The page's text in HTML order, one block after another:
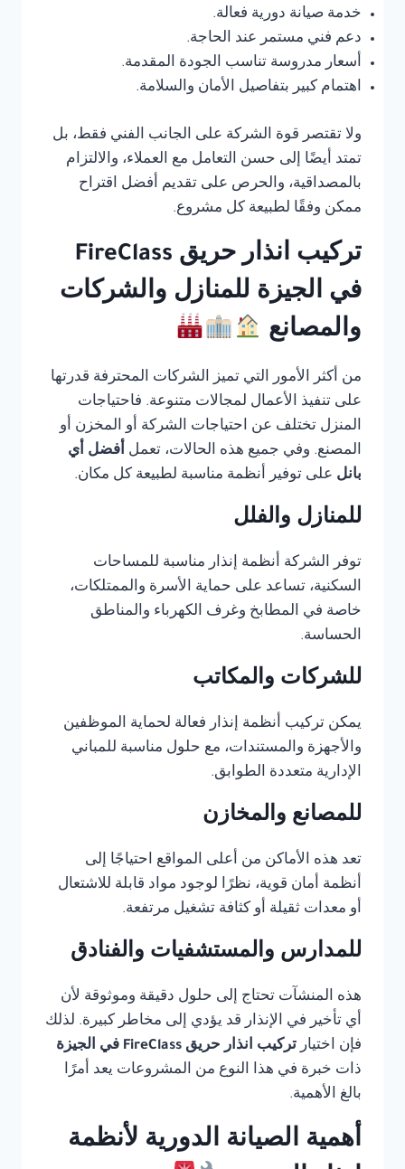
خدمة صيانة دورية فعالة.
دعم فني مستمر عند الحاجة.
أسعار مدروسة تناسب الجودة المقدمة.
اهتمام كبير بتفاصيل الأمان والسلامة.
ولا تقتصر قوة الشركة على الجانب الفني فقط، بل
تمتد أيضًا إلى حسن التعامل مع العملاء، والالتزام
بالمصداقية، والحرص على تقديم أفضل اقتراح
ممكن وفقًا لطبيعة كل مشروع.
تركيب انذار حريق FireClass
في الجيزة للمنازل والشركات
والمصانع
من أكثر الأمور التي تميز الشركات المحترفة قدرتها
على تنفيذ الأعمال لمجالات متنوعة. فاحتياجات
المنزل تختلف عن احتياجات الشركة أو المخزن أو
المصنع. وفي جميع هذه الحالات، تعمل أفضل أي
بانل على توفير أنظمة مناسبة لطبيعة كل مكان.
للمنازل والفلل
توفر الشركة أنظمة إنذار مناسبة للمساحات
السكنية، تساعد على حماية الأسرة والممتلكات،
خاصة في المطابخ وغرف الكهرباء والمناطق
الحساسة.
للشركات والمكاتب
يمكن تركيب أنظمة إنذار فعالة لحماية الموظفين
والأجهزة والمستندات، مع حلول مناسبة للمباني
الإدارية متعددة الطوابق.
للمصانع والمخازن
تعد هذه الأماكن من أعلى المواقع احتياجًا إلى
أنظمة أمان قوية، نظرًا لوجود مواد قابلة للاشتعال
أو معدات ثقيلة أو كثافة تشغيل مرتفعة.
للمدارس والمستشفيات والفنادق
هذه المنشآت تحتاج إلى حلول دقيقة وموثوقة لأن
أي تأخير في الإنذار قد يؤدي إلى مخاطر كبيرة. لذلك
فإن اختيار تركيب انذار حريق FireClass في الجيزة
ذات خبرة في هذا النوع من المشروعات يعد أمرًا
بالغ الأهمية.
أهمية الصيانة الدورية لأنظمة